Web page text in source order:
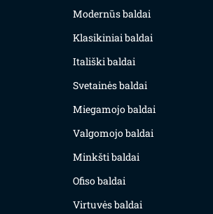
Modernūs baldai
Klasikiniai baldai
Itališki baldai
Svetainės baldai
Miegamojo baldai
Valgomojo baldai
Minkšti baldai
Ofiso baldai
Virtuvės baldai